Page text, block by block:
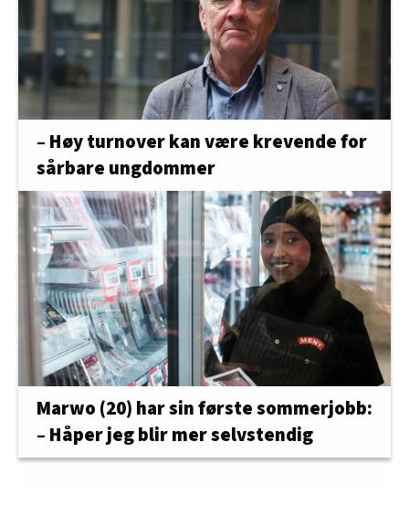
– Høy turnover kan være krevende for
sårbare ungdommer
Marwo (20) har sin første sommerjobb:
– Håper jeg blir mer selvstendig